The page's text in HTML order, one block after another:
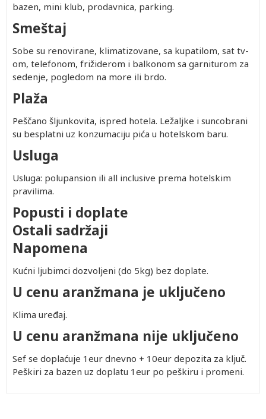
bazen, mini klub, prodavnica, parking.
Smeštaj
Sobe su renovirane, klimatizovane, sa kupatilom, sat tv-
om, telefonom, frižiderom i balkonom sa garniturom za
sedenje, pogledom na more ili brdo.
Plaža
Peščano šljunkovita, ispred hotela. Ležaljke i suncobrani
su besplatni uz konzumaciju pića u hotelskom baru.
Usluga
Usluga: polupansion ili all inclusive prema hotelskim
pravilima.
Popusti i doplate
Ostali sadržaji
Napomena
Kućni ljubimci dozvoljeni (do 5kg) bez doplate.
U cenu aranžmana je uključeno
Klima uređaj.
U cenu aranžmana nije uključeno
Sef se doplaćuje 1eur dnevno + 10eur depozita za ključ.
Peškiri za bazen uz doplatu 1eur po peškiru i promeni.